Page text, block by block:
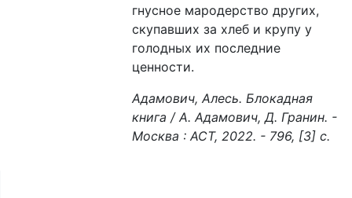
гнусное мародерство других,
скупавших за хлеб и крупу у
голодных их последние
ценности.
Адамович, Алесь. Блокадная
книга / А. Адамович, Д. Гранин. -
Москва : АСТ, 2022. - 796, [3] с.